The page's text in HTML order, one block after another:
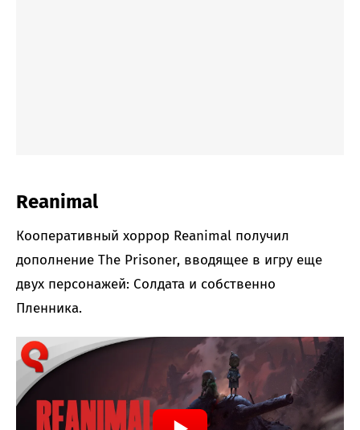
Reanimal
Кооперативный хоррор Reanimal получил
дополнение The Prisoner, вводящее в игру еще
двух персонажей: Солдата и собственно
Пленника.